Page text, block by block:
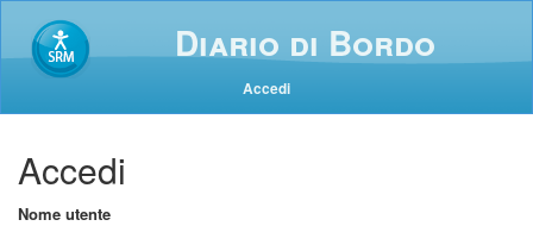
Diario di Bordo
Accedi
Accedi
Nome utente